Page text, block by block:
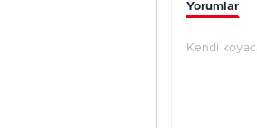
Yorumlar
Kendi